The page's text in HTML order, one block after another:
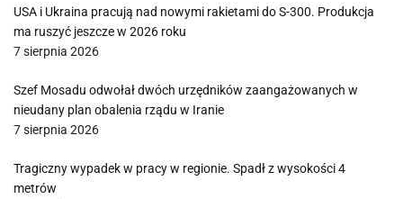
USA i Ukraina pracują nad nowymi rakietami do S-300. Produkcja
ma ruszyć jeszcze w 2026 roku
7 sierpnia 2026
Szef Mosadu odwołał dwóch urzędników zaangażowanych w
nieudany plan obalenia rządu w Iranie
7 sierpnia 2026
Tragiczny wypadek w pracy w regionie. Spadł z wysokości 4
metrów